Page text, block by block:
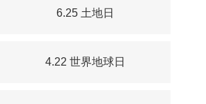
6.25 土地日
4.22 世界地球日